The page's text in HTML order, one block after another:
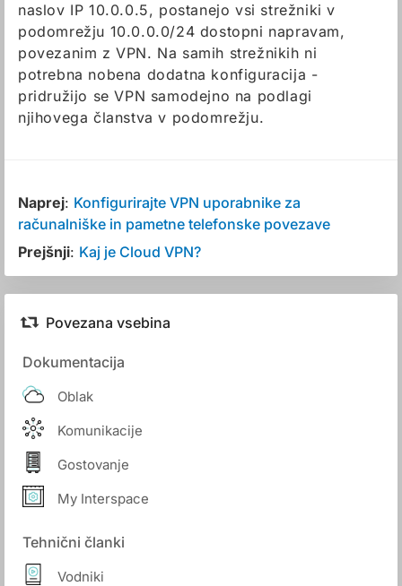
naslov IP 10.0.0.5, postanejo vsi strežniki v
podomrežju 10.0.0.0/24 dostopni napravam,
povezanim z VPN. Na samih strežnikih ni
potrebna nobena dodatna konfiguracija -
pridružijo se VPN samodejno na podlagi
njihovega članstva v podomrežju.
Naprej: Konfigurirajte VPN uporabnike za
računalniške in pametne telefonske povezave
Prejšnji: Kaj je Cloud VPN?
Povezana vsebina
Dokumentacija
Oblak
Komunikacije
Gostovanje
My Interspace
Tehnični članki
Vodniki